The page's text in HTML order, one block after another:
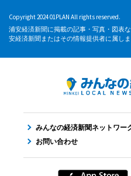
Copyright 2024 01PLAN All rights reserved.
浦安経済新聞に掲載の記事・写真・図表
安経済新聞またはその情報提供者に属しま
みんなの経済新聞ネットワー
お問い合わせ